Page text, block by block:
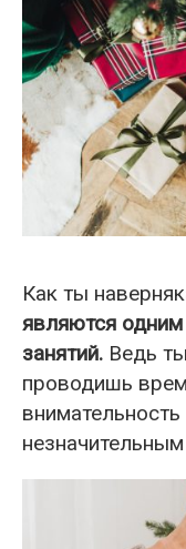
Как ты
являются
занятий. Ведь
проводишь